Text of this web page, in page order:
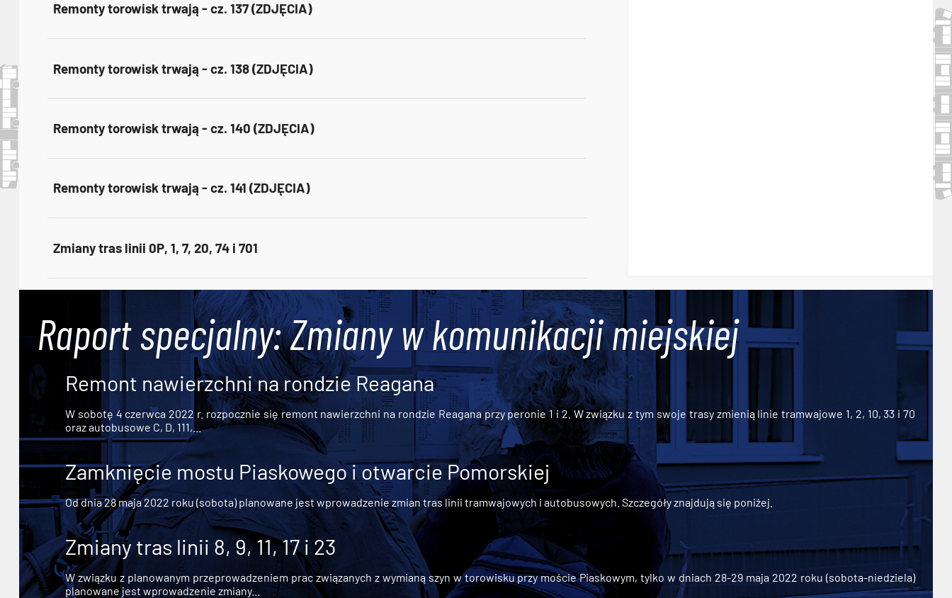
Remonty torowisk trwają - cz. 137 (ZDJĘCIA)
Remonty torowisk trwają - cz. 138 (ZDJĘCIA)
Remonty torowisk trwają - cz. 140 (ZDJĘCIA)
Remonty torowisk trwają - cz. 141 (ZDJĘCIA)
Zmiany tras linii 0P, 1, 7, 20, 74 i 701
Raport specjalny: Zmiany w komunikacji miejskiej
Remont nawierzchni na rondzie Reagana
W sobotę 4 czerwca 2022 r. rozpocznie się remont nawierzchni na rondzie Reagana przy peronie 1 i 2. W związku z tym swoje trasy zmienią linie tramwajowe 1, 2, 10, 33 i 70
oraz autobusowe C, D, 111,...
Zamknięcie mostu Piaskowego i otwarcie Pomorskiej
Od dnia 28 maja 2022 roku (sobota) planowane jest wprowadzenie zmian tras linii tramwajowych i autobusowych. Szczegóły znajdują się poniżej.
Zmiany tras linii 8, 9, 11, 17 i 23
W związku z planowanym przeprowadzeniem prac związanych z wymianą szyn w torowisku przy moście Piaskowym, tylko w dniach 28-29 maja 2022 roku (sobota-niedziela)
planowane jest wprowadzenie zmiany...